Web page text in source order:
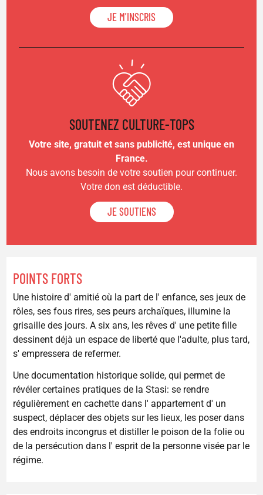
JE M'INSCRIS
SOUTENEZ CULTURE-TOPS
Votre site, gratuit et sans publicité, est unique en
France.
Nous avons besoin de votre soutien pour continuer.
Votre don est déductible.
JE SOUTIENS
POINTS FORTS
Une histoire d' amitié où la part de l' enfance, ses jeux de
rôles, ses fous rires, ses peurs archaïques, illumine la
grisaille des jours. A six ans, les rêves d' une petite fille
dessinent déjà un espace de liberté que l'adulte, plus tard,
s' empressera de refermer.
Une documentation historique solide, qui permet de
révéler certaines pratiques de la Stasi: se rendre
régulièrement en cachette dans l' appartement d' un
suspect, déplacer des objets sur les lieux, les poser dans
des endroits incongrus et distiller le poison de la folie ou
de la persécution dans l' esprit de la personne visée par le
régime.